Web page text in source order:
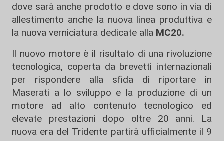
dove sarà anche prodotto e dove sono in via di
allestimento anche la nuova linea produttiva e
la nuova verniciatura dedicate alla MC20.
Il nuovo motore è il risultato di una rivoluzione
tecnologica, coperta da brevetti internazionali
per rispondere alla sfida di riportare in
Maserati a lo sviluppo e la produzione di un
motore ad alto contenuto tecnologico ed
elevate prestazioni dopo oltre 20 anni. La
nuova era del Tridente partirà ufficialmente il 9